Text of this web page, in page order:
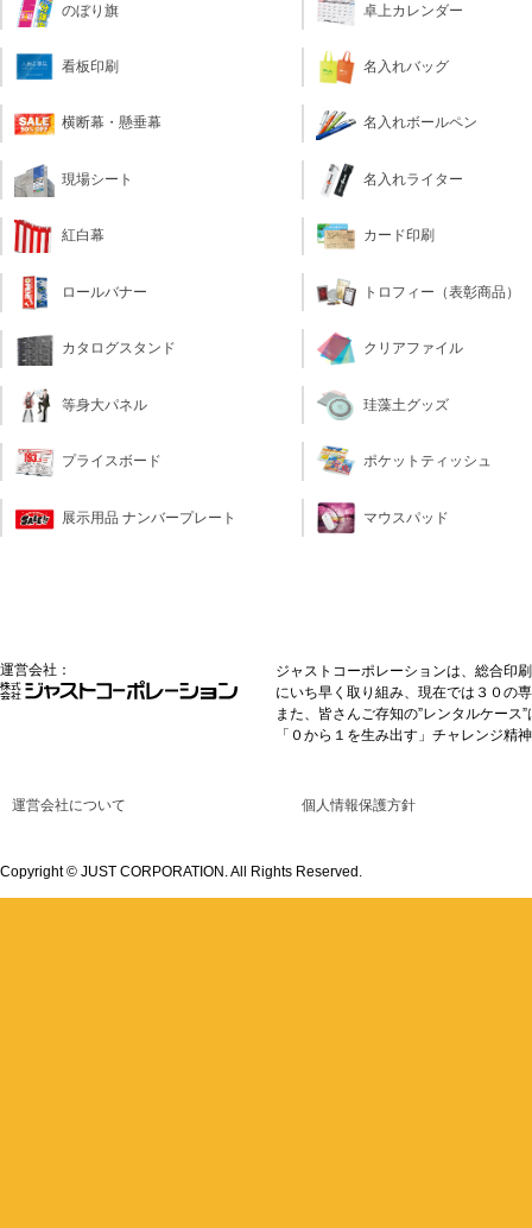
のぼり旗
看板印刷
横断幕・懸垂幕
現場シート
紅白幕
ロールバナー
カタログスタンド
等身大パネル
プライスボード
展示用品 ナンバープレート
卓上カレンダー
名入れバッグ
名入れボールペン
名入れライター
カード印刷
トロフィー（表彰商品）
クリアファイル
珪藻土グッズ
ポケットティッシュ
マウスパッド
運営会社：
ジャストコーポレーションは、総合印
にいち早く取り組み、現在では３０の
また、皆さんご存知の”レンタルケー
「０から１を生み出す」チャレンジ精
運営会社について 個人情報保護方針
Copyright © JUST CORPORATION. All Rights Reserved.